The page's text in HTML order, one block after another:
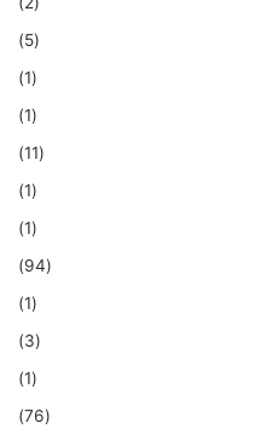
(5)
(1)
(1)
(11)
(1)
(1)
(94)
(1)
(3)
(1)
(76)